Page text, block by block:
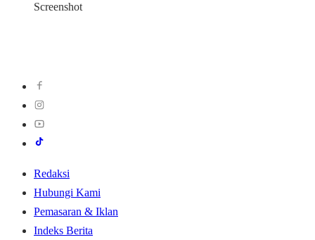
Screenshot
Redaksi
Hubungi Kami
Pemasaran & Iklan
Indeks Berita